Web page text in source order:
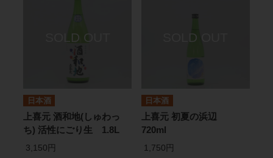
日本酒
上喜元 酒和地(しゅわっ
ち) 活性にごり生 1.8L
3,150円
日本酒
上喜元 初夏の浜辺
720ml
1,750円